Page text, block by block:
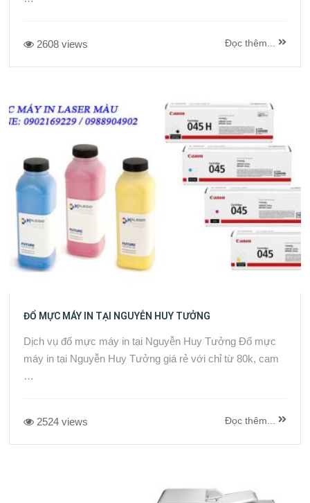
2608 views Đọc thêm...
ĐỔ MỰC MÁY IN TẠI NGUYỄN HUY TƯỞNG
Dịch vụ đổ mực máy in tại Nguyễn Huy Tưởng Đổ mực
máy in tại Nguyễn Huy Tưởng giá rẻ với chỉ từ 80k, cam
…
2524 views Đọc thêm...